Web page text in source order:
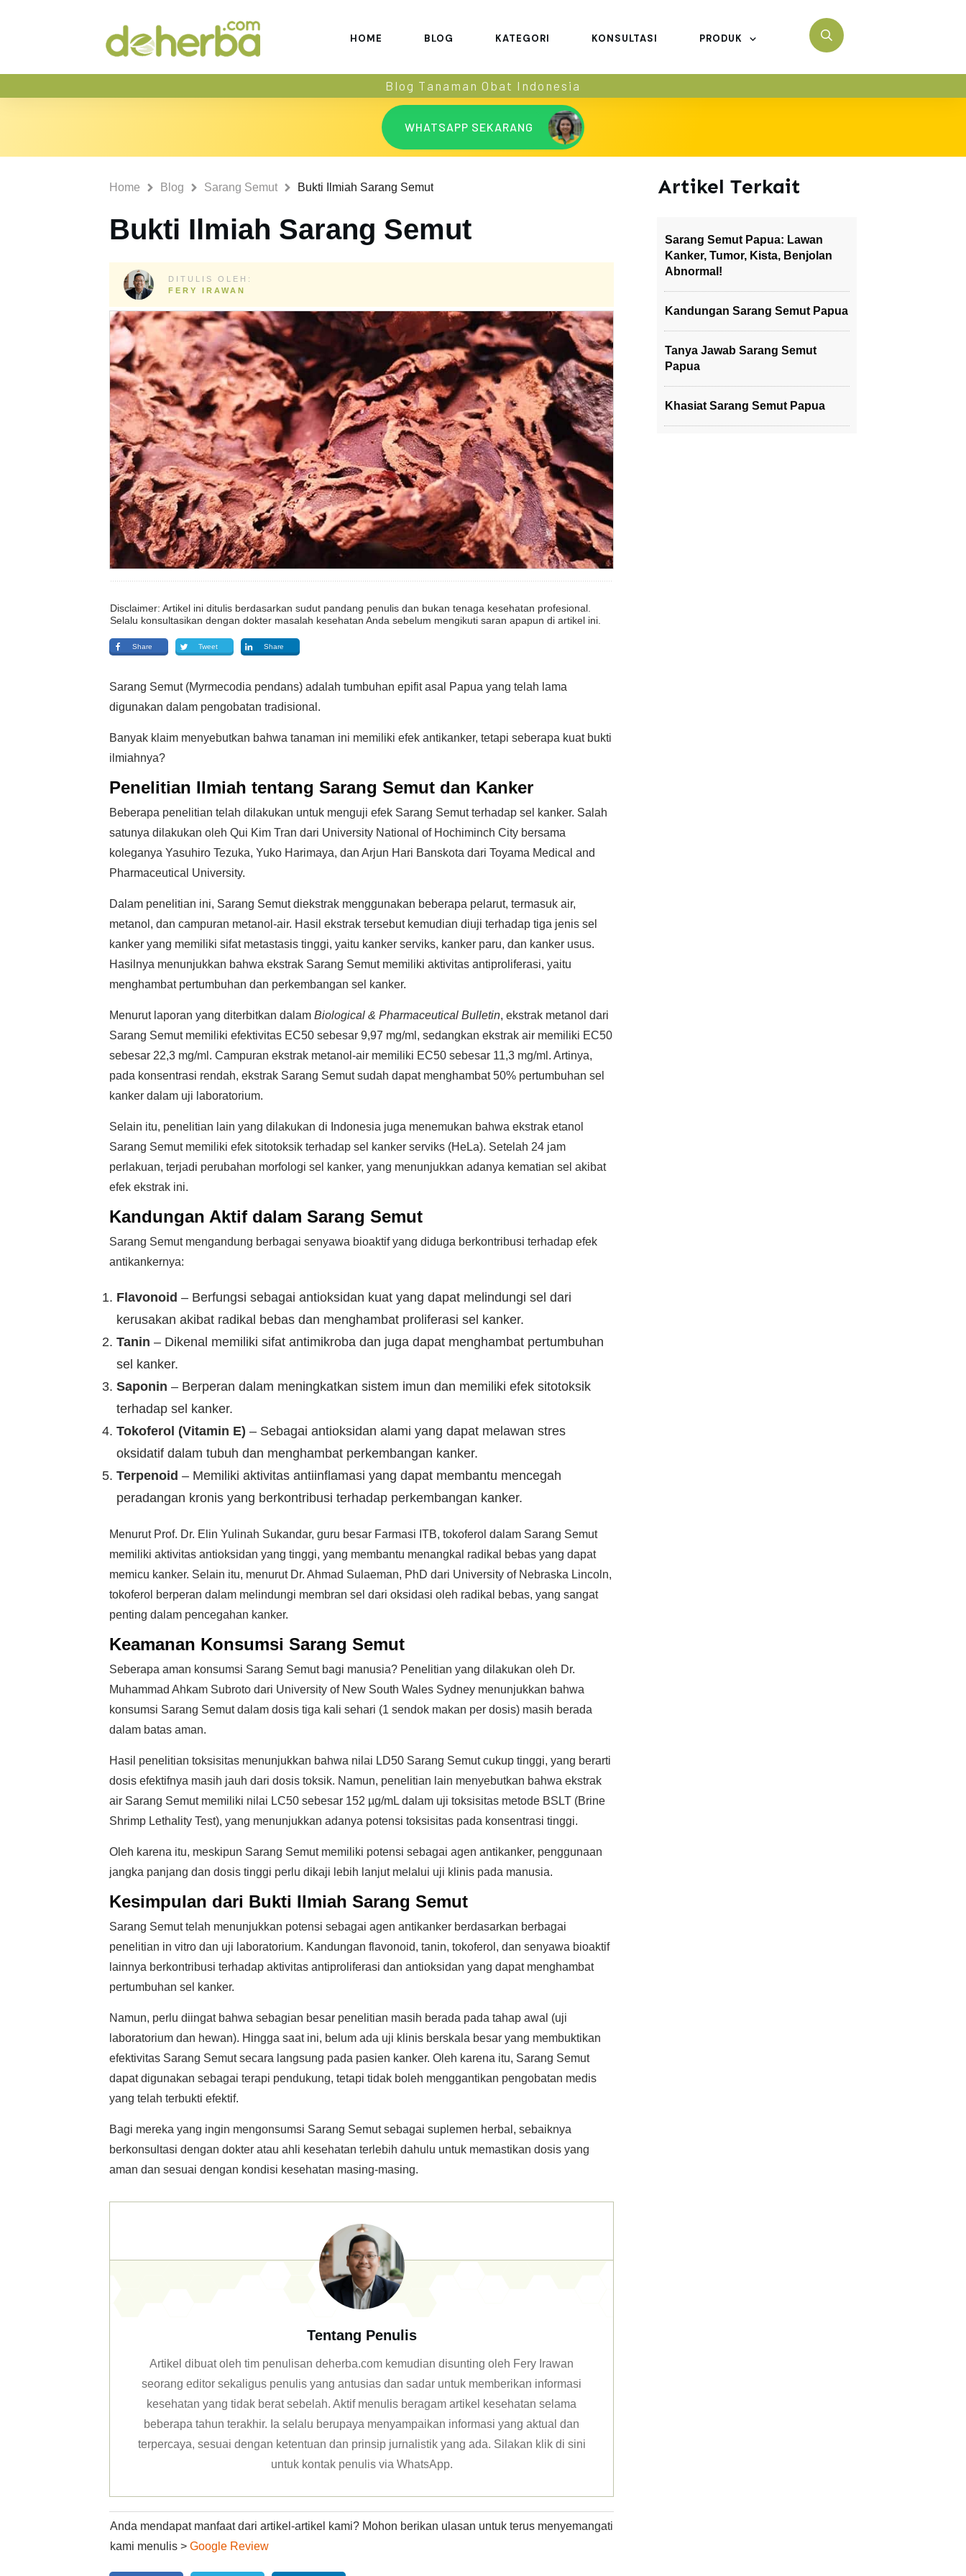
HOME BLOG KATEGORI KONSULTASI PRODUK
Blog Tanaman Obat Indonesia
WHATSAPP SEKARANG
Home Blog Sarang Semut Bukti Ilmiah Sarang Semut
Bukti Ilmiah Sarang Semut
DITULIS OLEH:
FERY IRAWAN
Disclaimer: Artikel ini ditulis berdasarkan sudut pandang penulis dan bukan tenaga kesehatan profesional.
Selalu konsultasikan dengan dokter masalah kesehatan Anda sebelum mengikuti saran apapun di artikel ini.
Share Tweet Share
Sarang Semut (Myrmecodia pendans) adalah tumbuhan epifit asal Papua yang telah lama
digunakan dalam pengobatan tradisional.
Banyak klaim menyebutkan bahwa tanaman ini memiliki efek antikanker, tetapi seberapa kuat bukti
ilmiahnya?
Penelitian Ilmiah tentang Sarang Semut dan Kanker
Beberapa penelitian telah dilakukan untuk menguji efek Sarang Semut terhadap sel kanker. Salah
satunya dilakukan oleh Qui Kim Tran dari University National of Hochiminch City bersama
koleganya Yasuhiro Tezuka, Yuko Harimaya, dan Arjun Hari Banskota dari Toyama Medical and
Pharmaceutical University.
Dalam penelitian ini, Sarang Semut diekstrak menggunakan beberapa pelarut, termasuk air,
metanol, dan campuran metanol-air. Hasil ekstrak tersebut kemudian diuji terhadap tiga jenis sel
kanker yang memiliki sifat metastasis tinggi, yaitu kanker serviks, kanker paru, dan kanker usus.
Hasilnya menunjukkan bahwa ekstrak Sarang Semut memiliki aktivitas antiproliferasi, yaitu
menghambat pertumbuhan dan perkembangan sel kanker.
Menurut laporan yang diterbitkan dalam Biological & Pharmaceutical Bulletin, ekstrak metanol dari
Sarang Semut memiliki efektivitas EC50 sebesar 9,97 mg/ml, sedangkan ekstrak air memiliki EC50
sebesar 22,3 mg/ml. Campuran ekstrak metanol-air memiliki EC50 sebesar 11,3 mg/ml. Artinya,
pada konsentrasi rendah, ekstrak Sarang Semut sudah dapat menghambat 50% pertumbuhan sel
kanker dalam uji laboratorium.
Selain itu, penelitian lain yang dilakukan di Indonesia juga menemukan bahwa ekstrak etanol
Sarang Semut memiliki efek sitotoksik terhadap sel kanker serviks (HeLa). Setelah 24 jam
perlakuan, terjadi perubahan morfologi sel kanker, yang menunjukkan adanya kematian sel akibat
efek ekstrak ini.
Kandungan Aktif dalam Sarang Semut
Sarang Semut mengandung berbagai senyawa bioaktif yang diduga berkontribusi terhadap efek
antikankernya:
Flavonoid – Berfungsi sebagai antioksidan kuat yang dapat melindungi sel dari
kerusakan akibat radikal bebas dan menghambat proliferasi sel kanker.
Tanin – Dikenal memiliki sifat antimikroba dan juga dapat menghambat pertumbuhan
sel kanker.
Saponin – Berperan dalam meningkatkan sistem imun dan memiliki efek sitotoksik
terhadap sel kanker.
Tokoferol (Vitamin E) – Sebagai antioksidan alami yang dapat melawan stres
oksidatif dalam tubuh dan menghambat perkembangan kanker.
Terpenoid – Memiliki aktivitas antiinflamasi yang dapat membantu mencegah
peradangan kronis yang berkontribusi terhadap perkembangan kanker.
Menurut Prof. Dr. Elin Yulinah Sukandar, guru besar Farmasi ITB, tokoferol dalam Sarang Semut
memiliki aktivitas antioksidan yang tinggi, yang membantu menangkal radikal bebas yang dapat
memicu kanker. Selain itu, menurut Dr. Ahmad Sulaeman, PhD dari University of Nebraska Lincoln,
tokoferol berperan dalam melindungi membran sel dari oksidasi oleh radikal bebas, yang sangat
penting dalam pencegahan kanker.
Keamanan Konsumsi Sarang Semut
Seberapa aman konsumsi Sarang Semut bagi manusia? Penelitian yang dilakukan oleh Dr.
Muhammad Ahkam Subroto dari University of New South Wales Sydney menunjukkan bahwa
konsumsi Sarang Semut dalam dosis tiga kali sehari (1 sendok makan per dosis) masih berada
dalam batas aman.
Hasil penelitian toksisitas menunjukkan bahwa nilai LD50 Sarang Semut cukup tinggi, yang berarti
dosis efektifnya masih jauh dari dosis toksik. Namun, penelitian lain menyebutkan bahwa ekstrak
air Sarang Semut memiliki nilai LC50 sebesar 152 µg/mL dalam uji toksisitas metode BSLT (Brine
Shrimp Lethality Test), yang menunjukkan adanya potensi toksisitas pada konsentrasi tinggi.
Oleh karena itu, meskipun Sarang Semut memiliki potensi sebagai agen antikanker, penggunaan
jangka panjang dan dosis tinggi perlu dikaji lebih lanjut melalui uji klinis pada manusia.
Kesimpulan dari Bukti Ilmiah Sarang Semut
Sarang Semut telah menunjukkan potensi sebagai agen antikanker berdasarkan berbagai
penelitian in vitro dan uji laboratorium. Kandungan flavonoid, tanin, tokoferol, dan senyawa bioaktif
lainnya berkontribusi terhadap aktivitas antiproliferasi dan antioksidan yang dapat menghambat
pertumbuhan sel kanker.
Namun, perlu diingat bahwa sebagian besar penelitian masih berada pada tahap awal (uji
laboratorium dan hewan). Hingga saat ini, belum ada uji klinis berskala besar yang membuktikan
efektivitas Sarang Semut secara langsung pada pasien kanker. Oleh karena itu, Sarang Semut
dapat digunakan sebagai terapi pendukung, tetapi tidak boleh menggantikan pengobatan medis
yang telah terbukti efektif.
Bagi mereka yang ingin mengonsumsi Sarang Semut sebagai suplemen herbal, sebaiknya
berkonsultasi dengan dokter atau ahli kesehatan terlebih dahulu untuk memastikan dosis yang
aman dan sesuai dengan kondisi kesehatan masing-masing.
Tentang Penulis
Artikel dibuat oleh tim penulisan deherba.com kemudian disunting oleh Fery Irawan
seorang editor sekaligus penulis yang antusias dan sadar untuk memberikan informasi
kesehatan yang tidak berat sebelah. Aktif menulis beragam artikel kesehatan selama
beberapa tahun terakhir. Ia selalu berupaya menyampaikan informasi yang aktual dan
terpercaya, sesuai dengan ketentuan dan prinsip jurnalistik yang ada. Silakan klik di sini
untuk kontak penulis via WhatsApp.
Anda mendapat manfaat dari artikel-artikel kami? Mohon berikan ulasan untuk terus menyemangati
kami menulis > Google Review
Artikel Terkait
Sarang Semut Papua: Lawan
Kanker, Tumor, Kista, Benjolan
Abnormal!
Kandungan Sarang Semut Papua
Tanya Jawab Sarang Semut
Papua
Khasiat Sarang Semut Papua